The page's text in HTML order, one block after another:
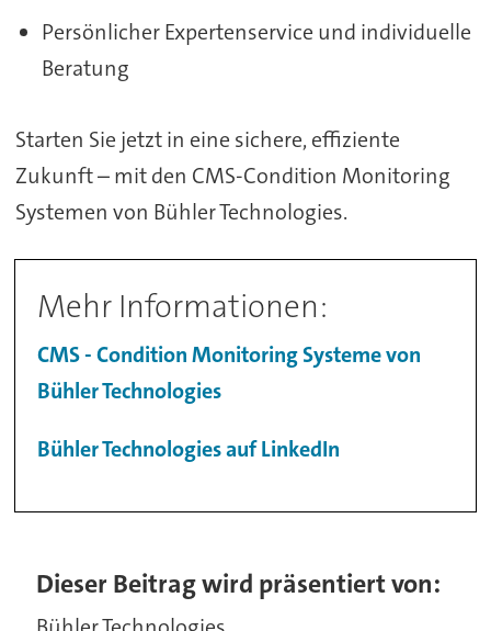
Persönlicher Expertenservice und individuelle
Beratung
Starten Sie jetzt in eine sichere, effiziente
Zukunft – mit den CMS-Condition Monitoring
Systemen von Bühler Technologies.
Mehr Informationen:
CMS - Condition Monitoring Systeme von
Bühler Technologies
Bühler Technologies auf LinkedIn
Dieser Beitrag wird präsentiert von: